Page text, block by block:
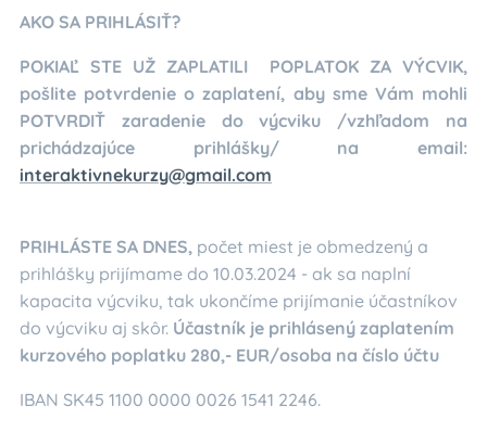
AKO SA PRIHLÁSIŤ?
POKIAĽ STE UŽ ZAPLATILI POPLATOK ZA VÝCVIK,
pošlite potvrdenie o zaplatení, aby sme Vám mohli
POTVRDIŤ zaradenie do výcviku /vzhľadom na
prichádzajúce prihlášky/ na email:
interaktivnekurzy@gmail.com
PRIHLÁSTE SA DNES, počet miest je obmedzený a
prihlášky prijímame do 10.03.2024 - ak sa naplní
kapacita výcviku, tak ukončíme prijímanie účastníkov
do výcviku aj skôr. Účastník je prihlásený zaplatením
kurzového poplatku 280,- EUR/osoba na číslo účtu
IBAN SK45 1100 0000 0026 1541 2246.